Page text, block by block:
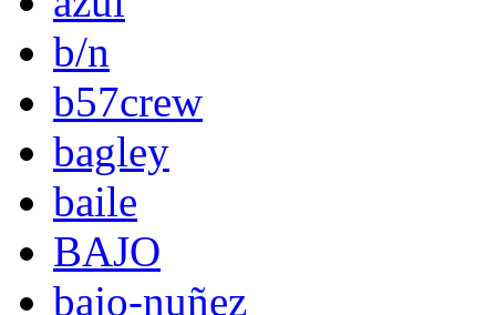
b/n
b57crew
bagley
baile
BAJO
bajo-nuñez